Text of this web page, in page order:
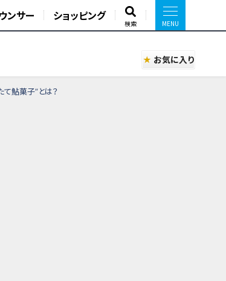
ンサー ショッピング
検索
お気に入り
て鮎菓子”とは？